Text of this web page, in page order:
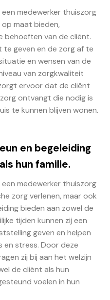
medewerker thuiszorg
maat bieden,
behoeften van de cliënt.
geven en de zorg af te
en wensen van de
van zorgkwaliteit
ervoor dat de cliënt
ontvangt die nodig is
te kunnen blijven wonen.
en begeleiding
hun familie.
medewerker thuiszorg
zorg verlenen, maar ook
bieden aan zowel de
tijden kunnen zij een
geven en helpen
en stress. Door deze
zij bij aan het welzijn
de cliënt als hun
voelen in hun